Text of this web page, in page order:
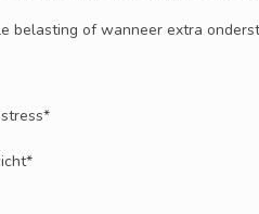
belasting of wanneer extra